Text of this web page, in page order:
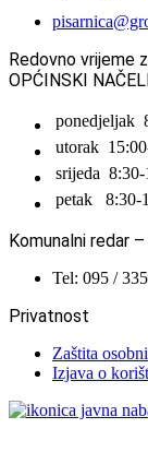
Redovno vrijeme
OPĆINSKI
ponedjeljak
utorak
srijeda
petak
8:30-
Komunalni redar
Tel: 095 /
Privatnost
Zaštita
Izjava o